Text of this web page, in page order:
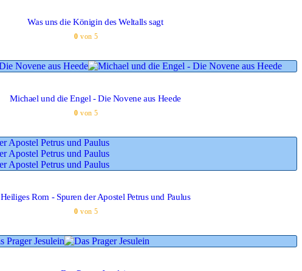
Was uns die Königin des Weltalls sagt
0 von 5
Michael und die Engel - Die Novene aus Heede
0 von 5
Heiliges Rom - Spuren der Apostel Petrus und Paulus
0 von 5